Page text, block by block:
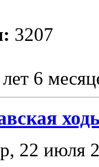
3207
6
22 июля